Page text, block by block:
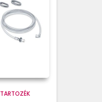
TARTOZÉK